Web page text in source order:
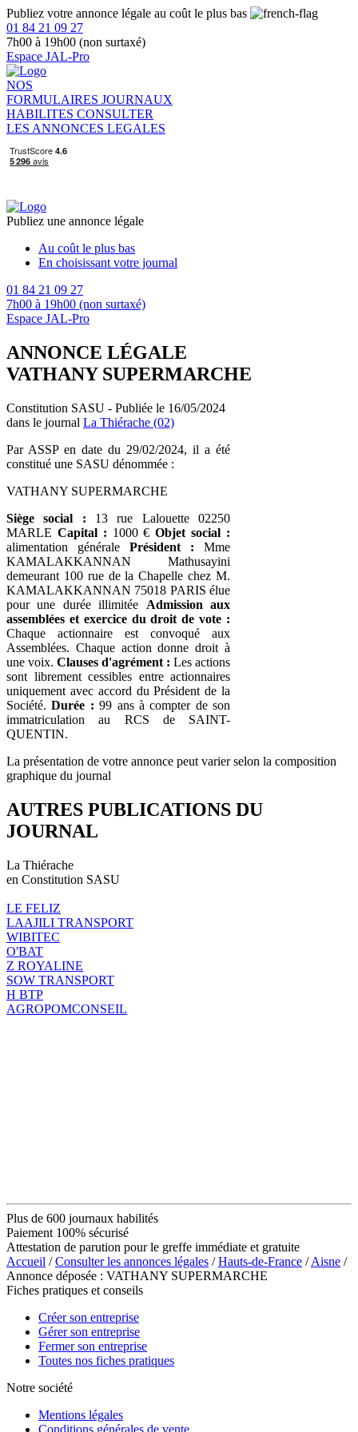
Publiez votre annonce légale au coût le plus bas
01 84 21 09 27
7h00 à 19h00 (non surtaxé)
Espace JAL-Pro
NOS
FORMULAIRES JOURNAUX
HABILITES CONSULTER
LES ANNONCES LEGALES
Publiez une annonce légale
Au coût le plus bas
En choisissant votre journal
01 84 21 09 27
7h00 à 19h00 (non surtaxé)
Espace JAL-Pro
ANNONCE LÉGALE
VATHANY SUPERMARCHE
Constitution SASU - Publiée le 16/05/2024
dans le journal La Thiérache (02)
Par ASSP en date du 29/02/2024, il a été
constitué une SASU dénommée :
VATHANY SUPERMARCHE
Siège social : 13 rue Lalouette 02250
MARLE Capital : 1000 €Objet social :
alimentation générale Président : Mme
KAMALAKKANNAN Mathusayini
demeurant 100 rue de la Chapelle chez M.
KAMALAKKANNAN 75018 PARIS élue
pour une durée illimitée Admission aux
assemblées et exercice du droit de vote :
Chaque actionnaire est convoqué aux
Assemblées. Chaque action donne droit à
une voix. Clauses d'agrément : Les actions
sont librement cessibles entre actionnaires
uniquement avec accord du Président de la
Société.Durée : 99 ans à compter de son
immatriculation au RCS de SAINT-
QUENTIN.
La présentation de votre annonce peut varier selon la composition
graphique du journal
AUTRES PUBLICATIONS DU
JOURNAL
La Thiérache
en Constitution SASU
LE FELIZ
LAAJILI TRANSPORT
WIBITEC
O'BAT
Z ROYALINE
SOW TRANSPORT
H BTP
AGROPOMCONSEIL
Plus de 600 journaux habilités
Paiement 100% sécurisé
Attestation de parution pour le greffe immédiate et gratuite
Accueil /Consulter les annonces légales /Hauts-de-France /Aisne /
Annonce déposée : VATHANY SUPERMARCHE
Fiches pratiques et conseils
Créer son entreprise
Gérer son entreprise
Fermer son entreprise
Toutes nos fiches pratiques
Notre société
Mentions légales
Conditions générales de vente